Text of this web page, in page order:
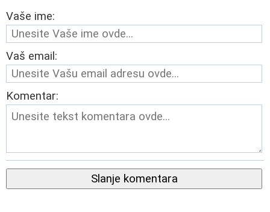
Vaše ime:
Vaš email:
Komentar:
Slanje komentara